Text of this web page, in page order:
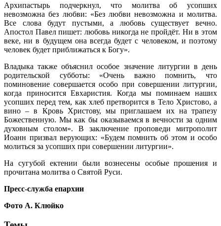
Архипастырь подчеркнул, что молитва об усопших
невозможна без любви: «Без любви невозможна и молитва.
Все слова будут пустыми, а любовь существует вечно.
Апостол Павел пишет: любовь никогда не пройдёт. Ни в этом
веке, ни в будущем она всегда будет с человеком, и поэтому
человек будет приближаться к Богу».
Владыка также объяснил особое значение литургии в день
родительской субботы: «Очень важно помнить, что
поминовение совершается особо при совершении литургии,
когда приносится Евхаристия. Когда мы поминаем наших
усопших перед тем, как хлеб претворится в Тело Христово, а
вино – в Кровь Христову, мы приглашаем их на трапезу
Божественную. Мы как бы оказываемся в вечности за одним
духовным столом». В заключение проповеди митрополит
Иоанн призвал верующих: «Будем помнить об этом и особо
молиться за усопших при совершении литургии».
На сугубой ектении были вознесены особые прошения и
прочитана молитва о Святой Руси.
Пресс-служба епархии
Фото А. Клюйко